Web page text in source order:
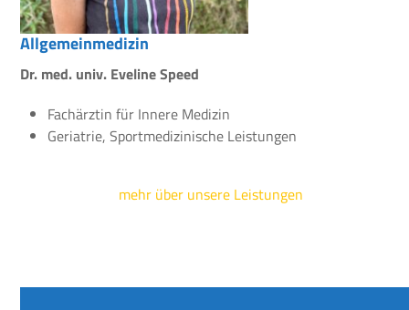
Allgemeinmedizin
Dr. med. univ. Eveline Speed
Fachärztin für Innere Medizin
Geriatrie, Sportmedizinische Leistungen
mehr über unsere Leistungen